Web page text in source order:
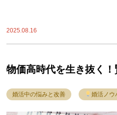
2025.08.16
物価高時代を生き抜く
婚活中の悩みと改善 婚活ノウ